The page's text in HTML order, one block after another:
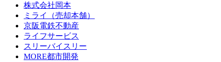
株式会社岡本
ミライ（売却本舗）
京阪電鉄不動産
ライフサービス
スリーバイスリー
MORE都市開発